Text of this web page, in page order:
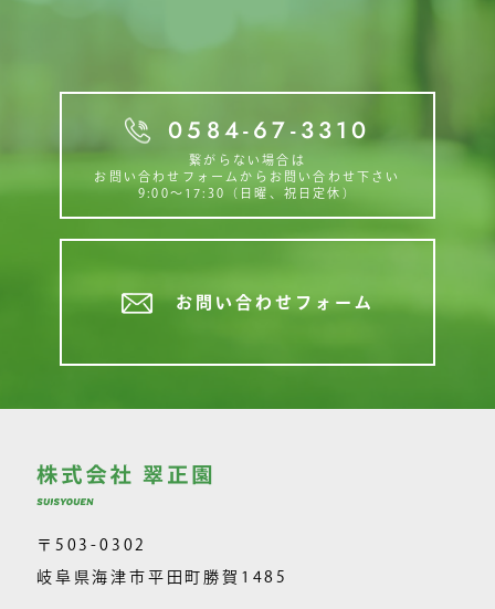
0584-67-3310
繋がらない場合は
お問い合わせフォームからお問い合わせ下さい
9:00〜17:30（日曜、祝日定休）
お問い合わせフォーム
〒503-0302
岐阜県海津市平田町勝賀1485